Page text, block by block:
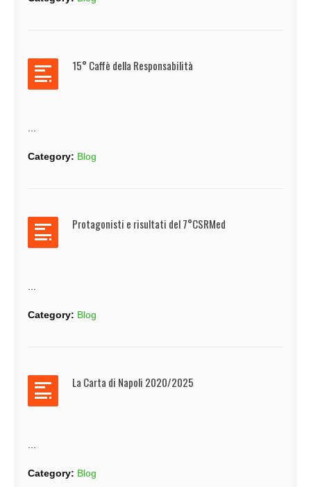
15° Caffè della Responsabilità
Category: Blog
Protagonisti e risultati del 7°CSRMed
Category: Blog
La Carta di Napoli 2020/2025
Category: Blog